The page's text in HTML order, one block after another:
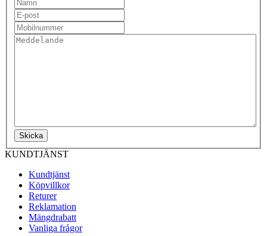
Skicka
KUNDTJÄNST
Kundtjänst
Köpvillkor
Returer
Reklamation
Mängdrabatt
Vanliga frågor